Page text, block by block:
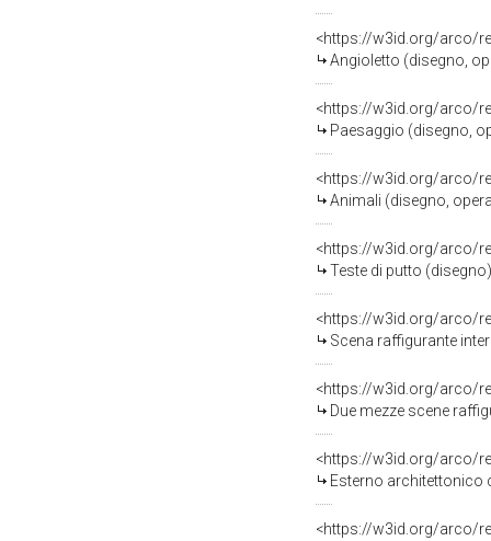
<https://w3id.org/arco/
Angioletto (disegno,
<https://w3id.org/arco/
Paesaggio (disegno,
<https://w3id.org/arco/
Animali (disegno,
<https://w3id.org/arco/
Teste di putto
<https://w3id.org/arco/
Scena raffigurante interno
<https://w3id.org/arco/
Due mezze scene raffiguranti
<https://w3id.org/arco/
Esterno architettonico con archi
<https://w3id.org/arco/